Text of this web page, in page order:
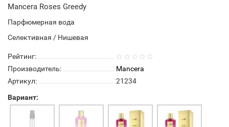
Mancera Roses Greedy
Парфюмерная вода
Селективная / Нишевая
Рейтинг:
Производитель:
Mancera
Артикул:
21234
Вариант: